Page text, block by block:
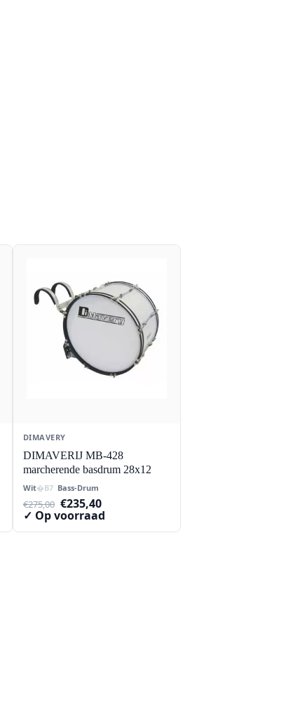
DIMAVERY
DIMAVERIJ MB-428
marcherende basdrum 28x12
Wit Bass-Drum
€275,00 Oorspronkelijke
prijs
€235,40Huidige
prijs
✓ Op voorraad